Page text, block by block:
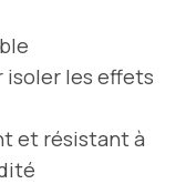
isoler les effets
et résistant à